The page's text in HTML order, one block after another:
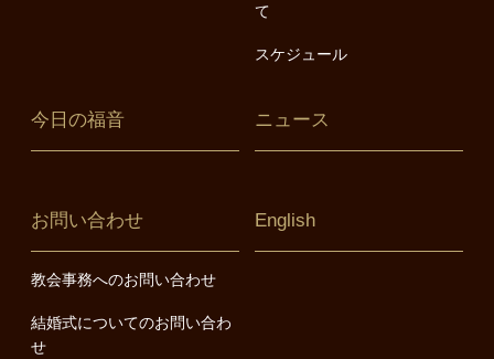
て
スケジュール
今日の福音 ニュース
お問い合わせ
教会事務へのお問い合わせ
結婚式についてのお問い合わ
せ
English